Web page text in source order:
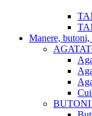
Manere, butoni,